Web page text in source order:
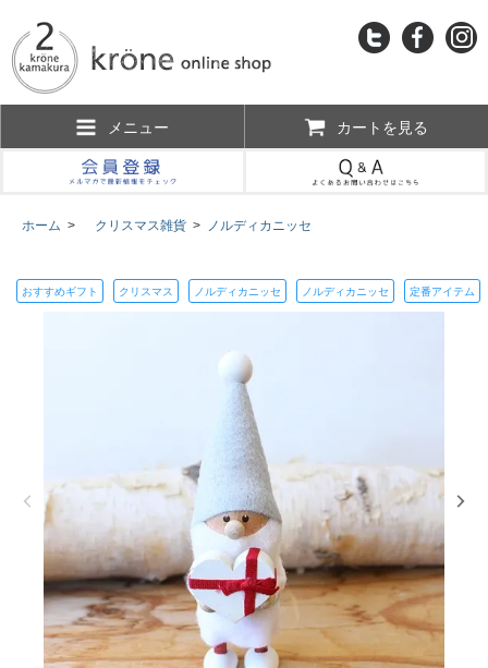
メニュー カートを見る
ホーム > クリスマス雑貨 > ノルディカニッセ
おすすめギフト クリスマス ノルディカニッセ ノルディカニッセ 定番アイテム